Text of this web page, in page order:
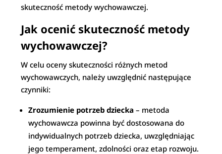
skuteczność metody wychowawczej.
Jak ocenić skuteczność metody
wychowawczej?
W celu oceny skuteczności różnych metod
wychowawczych, należy uwzględnić następujące
czynniki:
Zrozumienie potrzeb dziecka – metoda
wychowawcza powinna być dostosowana do
indywidualnych potrzeb dziecka, uwzględniając
jego temperament, zdolności oraz etap rozwoju.